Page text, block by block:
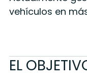
vehículos en
EL